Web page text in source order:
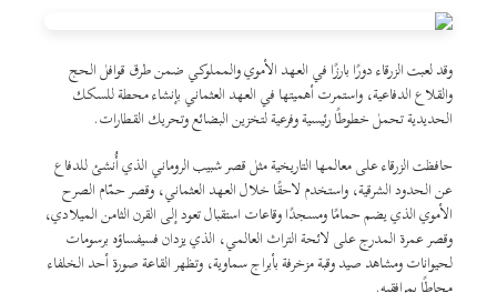
وقد لعبت الزرقاء دورًا بارزًا في العهد الأموي والمملوكي ضمن طرق قوافل الحج
والقلاع الدفاعية، واستمرت أهميتها في العهد العثماني بإنشاء محطة للسكك
الحديدية تحمل خطوطًا رئيسية وفرعية لتخزين البضائع وتحريك القطارات.
حافظت الزرقاء على معالمها التاريخية مثل قصر شبيب الروماني الذي أُنشئ للدفاع
عن الحدود الشرقية، واستخدم لاحقًا خلال العهد العثماني، وقصر حمّام الصرح
الأموي الذي يضم حمامًا ومسجدًا وقاعات استقبال تعود إلى القرن الثامن الميلادي،
وقصر عمرة المدرج على لائحة التراث العالمي، الذي يزدان فسيفساؤه برسومات
لحيوانات ومشاهد صيد وقبة مزخرفة بأبراج سماوية، وتظهر القاعة صورة أحد الخلفاء
محاطًا بمرافقيه.